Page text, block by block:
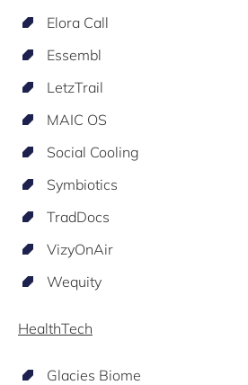
Elora Call
Essembl
LetzTrail
MAIC OS
Social Cooling
Symbiotics
TradDocs
VizyOnAir
Wequity
HealthTech
Glacies Biome